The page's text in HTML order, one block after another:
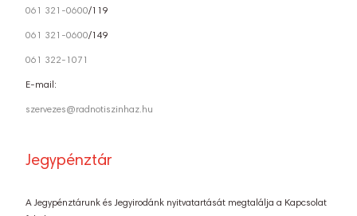
061 321-0600/119
061 321-0600/149
061 322-1071
E-mail:
szervezes@radnotiszinhaz.hu
Jegypénztár
A Jegypénztárunk és Jegyirodánk nyitvatartását megtalálja a Kapcsolat